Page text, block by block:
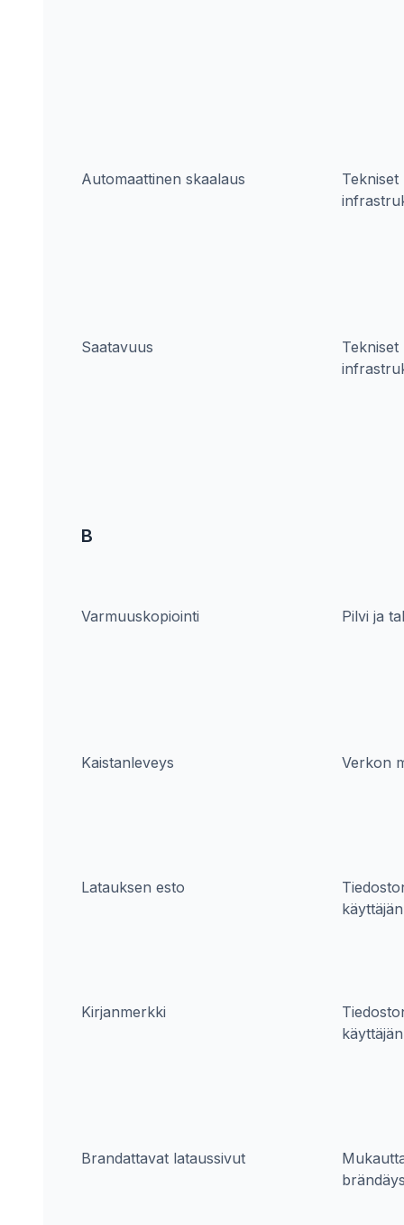
Automaattinen skaalaus
Tekniset
Saatavuus
Tekniset
B
Varmuuskopiointi Pilvi ja
Kaistanleveys Verkon
Latauksen esto
Kirjanmerkki
Brandattavat lataussivut